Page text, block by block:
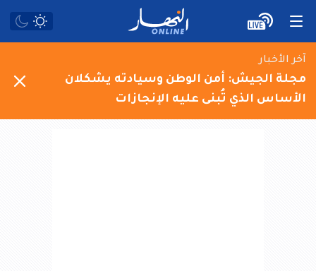
آخر الأخبار
مجلة الجيش: أمن الوطن وسيادته يشكلان
الأساس الذي تُبنى عليه الإنجازات